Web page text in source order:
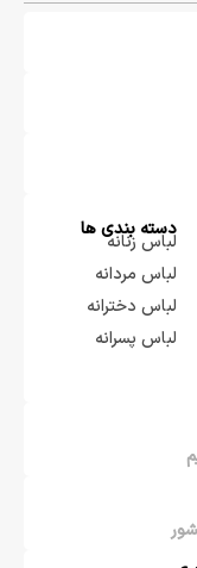
دسته بندی ها
لباس زنانه
لباس مردانه
لباس دخترانه
لباس پسرانه